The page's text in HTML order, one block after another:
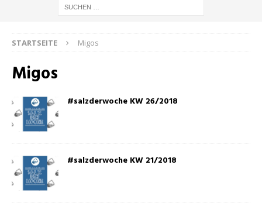
STARTSEITE Migos
Migos
#salzderwoche KW 26/2018
#salzderwoche KW 21/2018